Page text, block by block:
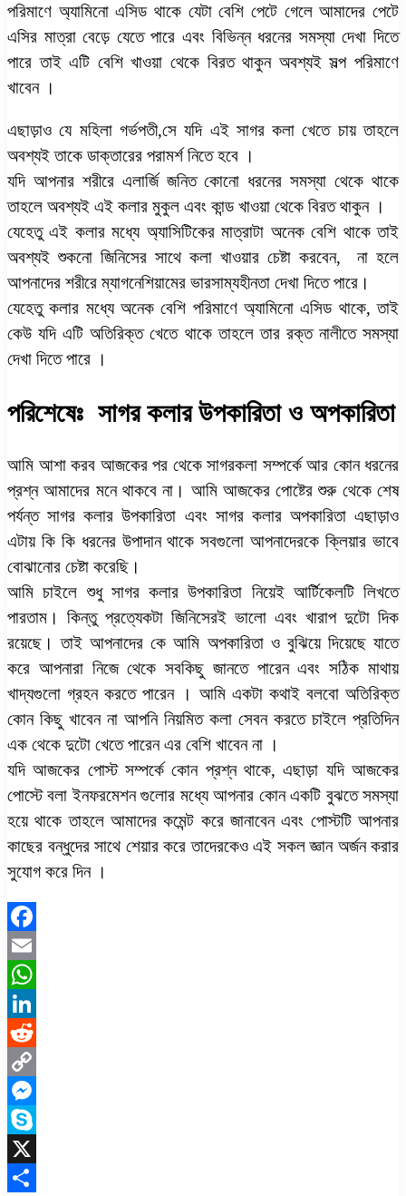
পরিমাণে অ্যামিনো এসিড থাকে যেটা বেশি পেটে গেলে আমাদের পেটে
এসির মাত্রা বেড়ে যেতে পারে এবং বিভিন্ন ধরনের সমস্যা দেখা দিতে
পারে তাই এটি বেশি খাওয়া থেকে বিরত থাকুন অবশ্যই সল্প পরিমাণে
খাবেন ।
এছাড়াও যে মহিলা গর্ভপতী,সে যদি এই সাগর কলা খেতে চায় তাহলে
অবশ্যই তাকে ডাক্তারের পরামর্শ নিতে হবে ।
যদি আপনার শরীরে এলার্জি জনিত কোনো ধরনের সমস্যা থেকে থাকে
তাহলে অবশ্যই এই কলার মুকুল এবং কান্ড খাওয়া থেকে বিরত থাকুন ।
যেহেতু এই কলার মধ্যে অ্যাসিটিকের মাত্রাটা অনেক বেশি থাকে তাই
অবশ্যই শুকনো জিনিসের সাথে কলা খাওয়ার চেষ্টা করবেন, না হলে
আপনাদের শরীরে ম্যাগনেশিয়ামের ভারসাম্যহীনতা দেখা দিতে পারে।
যেহেতু কলার মধ্যে অনেক বেশি পরিমাণে অ্যামিনো এসিড থাকে, তাই
কেউ যদি এটি অতিরিক্ত খেতে থাকে তাহলে তার রক্ত নালীতে সমস্যা
দেখা দিতে পারে ।
পরিশেষেঃ সাগর কলার উপকারিতা ও অপকারিতা
আমি আশা করব আজকের পর থেকে সাগরকলা সম্পর্কে আর কোন ধরনের
প্রশ্ন আমাদের মনে থাকবে না। আমি আজকের পোষ্টের শুরু থেকে শেষ
পর্যন্ত সাগর কলার উপকারিতা এবং সাগর কলার অপকারিতা এছাড়াও
এটায় কি কি ধরনের উপাদান থাকে সবগুলো আপনাদেরকে ক্লিয়ার ভাবে
বোঝানোর চেষ্টা করেছি।
আমি চাইলে শুধু সাগর কলার উপকারিতা নিয়েই আর্টিকেলটি লিখতে
পারতাম। কিন্তু প্রত্যেকটা জিনিসেরই ভালো এবং খারাপ দুটো দিক
রয়েছে। তাই আপনাদের কে আমি অপকারিতা ও বুঝিয়ে দিয়েছে যাতে
করে আপনারা নিজে থেকে সবকিছু জানতে পারেন এবং সঠিক মাথায়
খাদ্যগুলো গ্রহন করতে পারেন । আমি একটা কথাই বলবো অতিরিক্ত
কোন কিছু খাবেন না আপনি নিয়মিত কলা সেবন করতে চাইলে প্রতিদিন
এক থেকে দুটো খেতে পারেন এর বেশি খাবেন না ।
যদি আজকের পোস্ট সম্পর্কে কোন প্রশ্ন থাকে, এছাড়া যদি আজকের
পোস্টে বলা ইনফরমেশন গুলোর মধ্যে আপনার কোন একটি বুঝতে সমস্যা
হয়ে থাকে তাহলে আমাদের কমেন্ট করে জানাবেন এবং পোস্টটি আপনার
কাছের বন্ধুদের সাথে শেয়ার করে তাদেরকেও এই সকল জ্ঞান অর্জন করার
সুযোগ করে দিন ।
Facebook
Email
WhatsApp
LinkedIn
Reddit
Copy
Link
Messenger
Skype
X